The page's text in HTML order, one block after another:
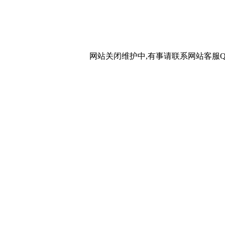
网站关闭维护中,有事请联系网站客服